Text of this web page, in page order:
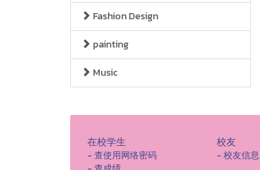
Fashion Design
painting
Music
在校学生
- 查使用网络密码
校友
- 校友信息